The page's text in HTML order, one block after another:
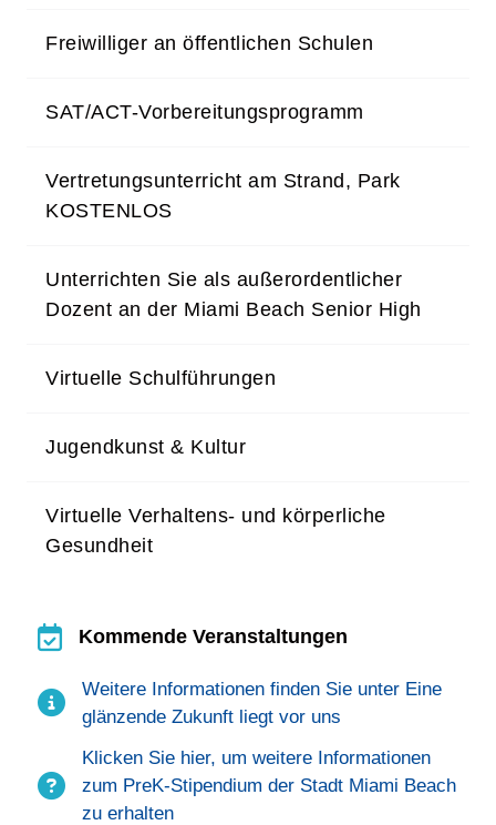
Freiwilliger an öffentlichen Schulen
SAT/ACT-Vorbereitungsprogramm
Vertretungsunterricht am Strand, Park
KOSTENLOS
Unterrichten Sie als außerordentlicher
Dozent an der Miami Beach Senior High
Virtuelle Schulführungen
Jugendkunst & Kultur
Virtuelle Verhaltens- und körperliche
Gesundheit
Kommende Veranstaltungen
Kommende Veranstaltungen
Weitere Informationen finden Sie unter Eine
glänzende Zukunft liegt vor uns
Klicken Sie hier, um weitere Informationen
zum PreK-Stipendium der Stadt Miami Beach
zu erhalten